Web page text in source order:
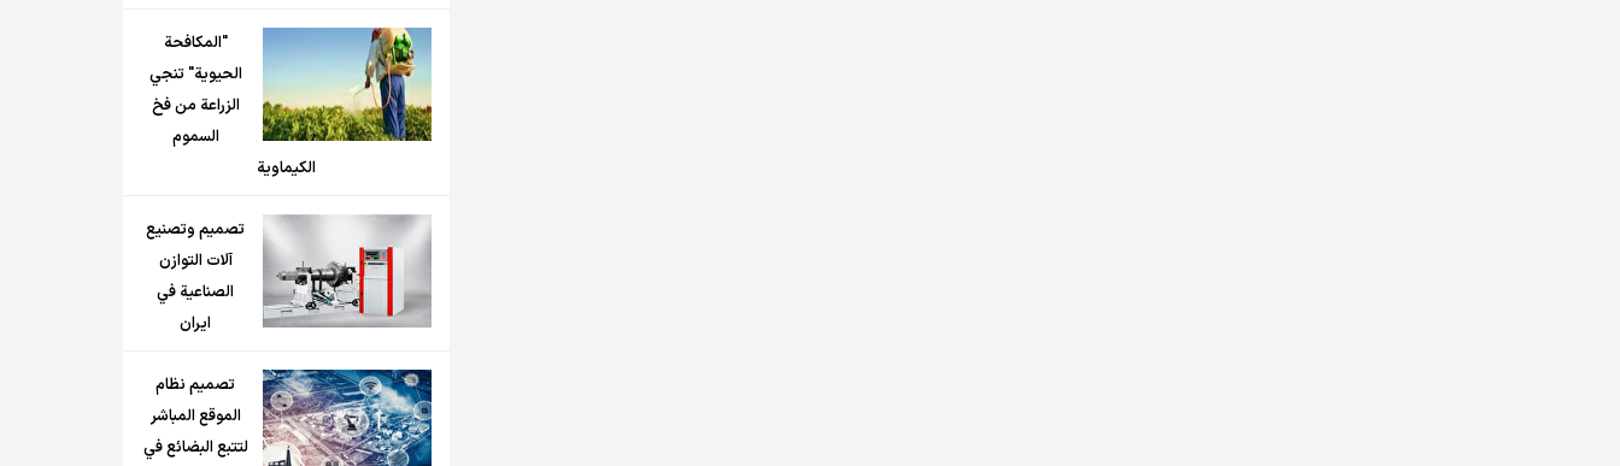
"المكافحة
الحيوية" تنجي
الزراعة من فخ
السموم
الكيماوية
تصميم وتصنيع
آلات التوازن
الصناعية في
ايران
تصميم نظام
الموقع المباشر
لتتبع البضائع في